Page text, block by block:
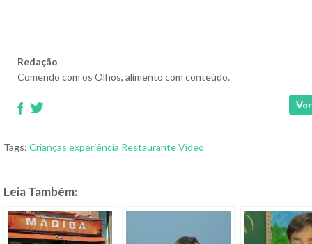
Redação
Comendo com os Olhos, alimento com conteúdo.
Tags: Crianças experiência RestauranteVídeo
Leia Também: